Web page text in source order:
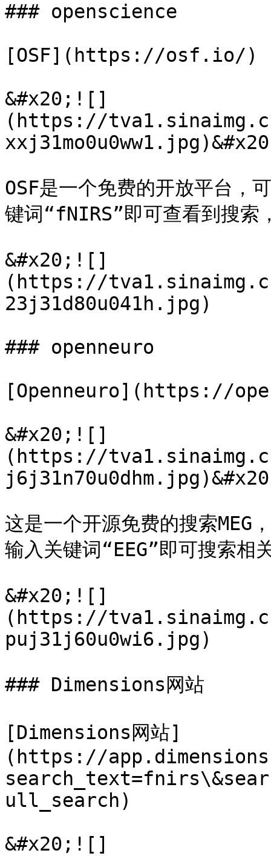
### openscience
[OSF](https://osf.io/)
&#x20;![]
(https://
OSF是一个免费的开放平台，
键词“fNIRS”即可查看到搜
&#x20;![]
(https://
23j31d80u041h.jpg)
### openneuro
[Openneuro](https://
&#x20;![]
(https://
这是一个开源免费的搜索MEG
输入关键词“EEG”即可搜索相
&#x20;![]
(https://
puj31j60u0wi6.jpg)
### Dimensions网站
[Dimensions网站]
(https://
ull_search)
&#x20;![]